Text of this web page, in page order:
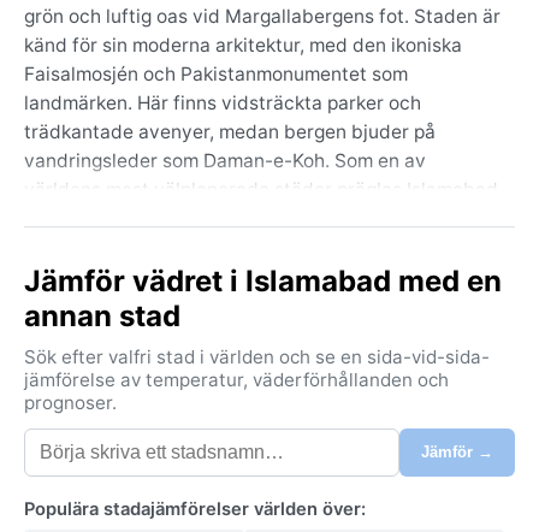
grön och luftig oas vid Margallabergens fot. Staden är
känd för sin moderna arkitektur, med den ikoniska
Faisalmosjén och Pakistanmonumentet som
landmärken. Här finns vidsträckta parker och
trädkantade avenyer, medan bergen bjuder på
vandringsleder som Daman-e-Koh. Som en av
världens mest välplanerade städer präglas Islamabad
Klimatet är fuktigt subtropiskt med torr vinter enligt
Köppens Cwa-klassificering. Somrarna är heta och
fuktiga, med temperaturer över 35°C och kraftiga
monsunregn från juli till september. Vintrarna är milda
och behagligt torra, med svala nätter och
dagstemperaturer runt 15–20°C. Nederbörden är
koncentrerad till monsunen, medan resten av året är
paraply för regnskurarna, och en lätt jacka eller tröja
Jämför vädret i Islamabad med en
annan stad
Sök efter valfri stad i världen och se en sida-vid-sida-
jämförelse av temperatur, väderförhållanden och
prognoser.
Jämför →
Populära stadajämförelser världen över: